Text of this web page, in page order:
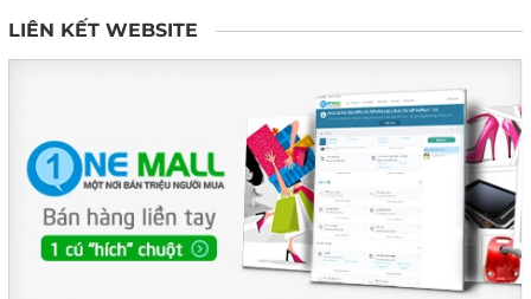
LIÊN KẾT WEBSITE